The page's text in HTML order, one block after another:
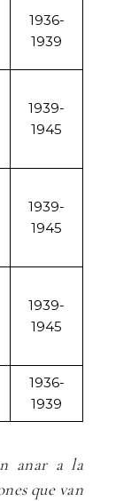
1936-
1939
1939-
1945
1939-
1945
1939-
1945
1936-
1939
anar a la
que van